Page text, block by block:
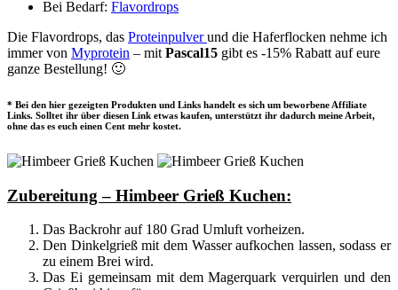
Bei Bedarf: Flavordrops
Die Flavordrops, das Proteinpulverund die Haferflocken nehme ich
immer von Myprotein – mit Pascal15 gibt es -15% Rabatt auf eure
ganze Bestellung! 🙂
* Bei den hier gezeigten Produkten und Links handelt es sich um beworbene Affiliate
Links. Solltet ihr über diesen Link etwas kaufen, unterstützt ihr dadurch meine Arbeit,
ohne das es euch einen Cent mehr kostet.
Zubereitung – Himbeer Grieß Kuchen:
Das Backrohr auf 180 Grad Umluft vorheizen.
Den Dinkelgrieß mit dem Wasser aufkochen lassen, sodass er
zu einem Brei wird.
Das Ei gemeinsam mit dem Magerquark verquirlen und den